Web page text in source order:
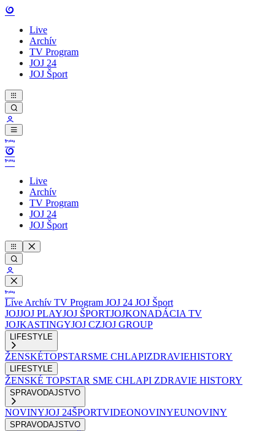
Live
Archív
TV Program
JOJ 24
JOJ Šport
Live
Archív
TV Program
JOJ 24
JOJ Šport
Live Archív TV Program JOJ 24 JOJ Šport
JOJJOJ PLAYJOJ ŠPORTJOJKONADÁCIA TV
JOJKASTINGYJOJ CZJOJ GROUP
LIFESTYLE
ŽENSKÉTOPSTARSME CHLAPIZDRAVIEHISTORY
LIFESTYLE
ŽENSKÉ TOPSTAR SME CHLAPI ZDRAVIE HISTORY
SPRAVODAJSTVO
NOVINYJOJ 24ŠPORTVIDEONOVINYEUNOVINY
SPRAVODAJSTVO